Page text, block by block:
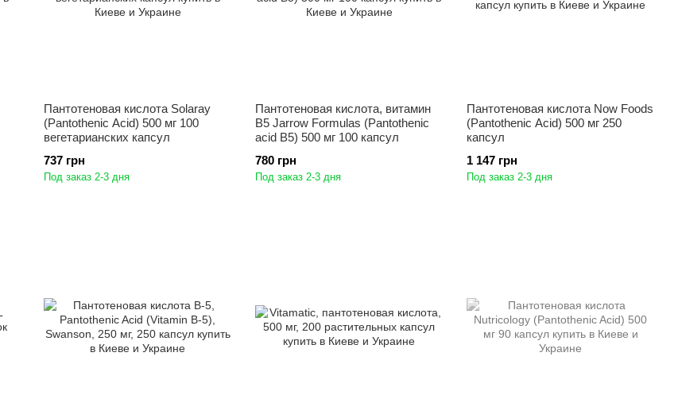
Пантотеновая кислота Solaray
(Pantothenic Acid) 500 мг 100
вегетарианских капсул
737 грн
Под заказ 2-3 дня
Пантотеновая кислота, витамин
В5 Jarrow Formulas (Pantothenic
acid B5) 500 мг 100 капсул
780 грн
Под заказ 2-3 дня
Пантотеновая кислота Now Foods
(Pantothenic Acid) 500 мг 250
капсул
1 147 грн
Под заказ 2-3 дня